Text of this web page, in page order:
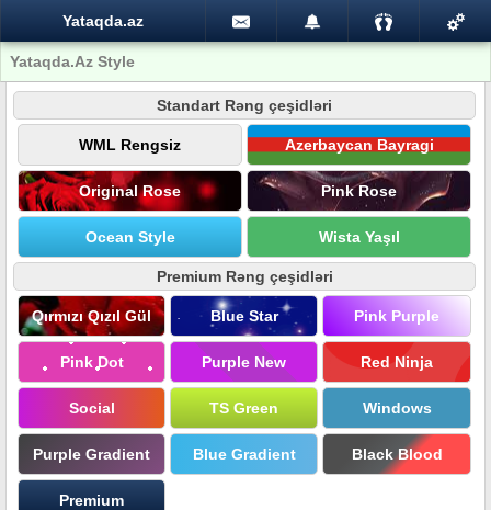
Yataqda.az
Yataqda.Az Style
Standart Rəng çeşidləri
WML Rengsiz Azerbaycan Bayragi
Original Rose Pink Rose
Ocean Style Wista Yaşıl
Premium Rəng çeşidləri
Qırmızı Qızıl Gül Blue Star Pink Purple
Pink Dot Purple New Red Ninja
Social TS Green Windows
Purple Gradient Blue Gradient Black Blood
Premium